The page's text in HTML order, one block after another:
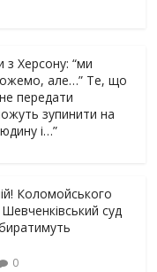
Херсону: “ми
але…” Те, що
передати
зупинити на
і…”
Коломойського
суд
0